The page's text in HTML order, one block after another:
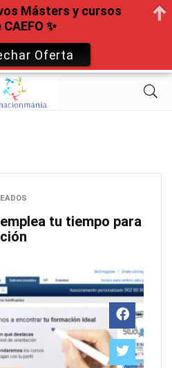
tu tiempo para
Másters y cursos
✨
Oferta